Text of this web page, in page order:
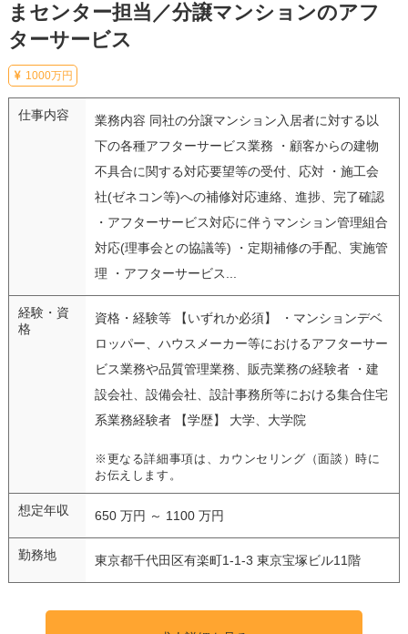
まセンター担当／分譲マンションのアフ
ターサービス
1000万円
仕事内容
業務内容 同社の分譲マンション入居者に対する以
下の各種アフターサービス業務 ・顧客からの建物
不具合に関する対応要望等の受付、応対 ・施工会
社(ゼネコン等)への補修対応連絡、進捗、完了確認
・アフターサービス対応に伴うマンション管理組合
対応(理事会との協議等) ・定期補修の手配、実施管
理 ・アフターサービス...
経験・資
格
資格・経験等 【いずれか必須】 ・マンションデベ
ロッパー、ハウスメーカー等におけるアフターサー
ビス業務や品質管理業務、販売業務の経験者 ・建
設会社、設備会社、設計事務所等における集合住宅
系業務経験者 【学歴】 大学、大学院
※更なる詳細事項は、カウンセリング（面談）時に
お伝えします。
想定年収 650 万円 ～ 1100 万円
勤務地 東京都千代田区有楽町1-1-3 東京宝塚ビル11階